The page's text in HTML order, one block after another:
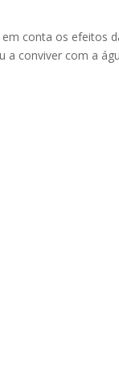
conta os efeitos
a conviver com a